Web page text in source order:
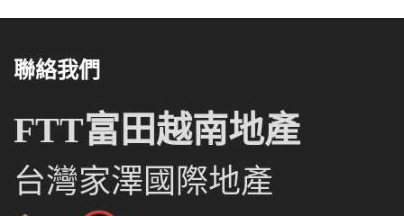
聯絡我們
FTT富田越南地產
台灣家澤國際地產